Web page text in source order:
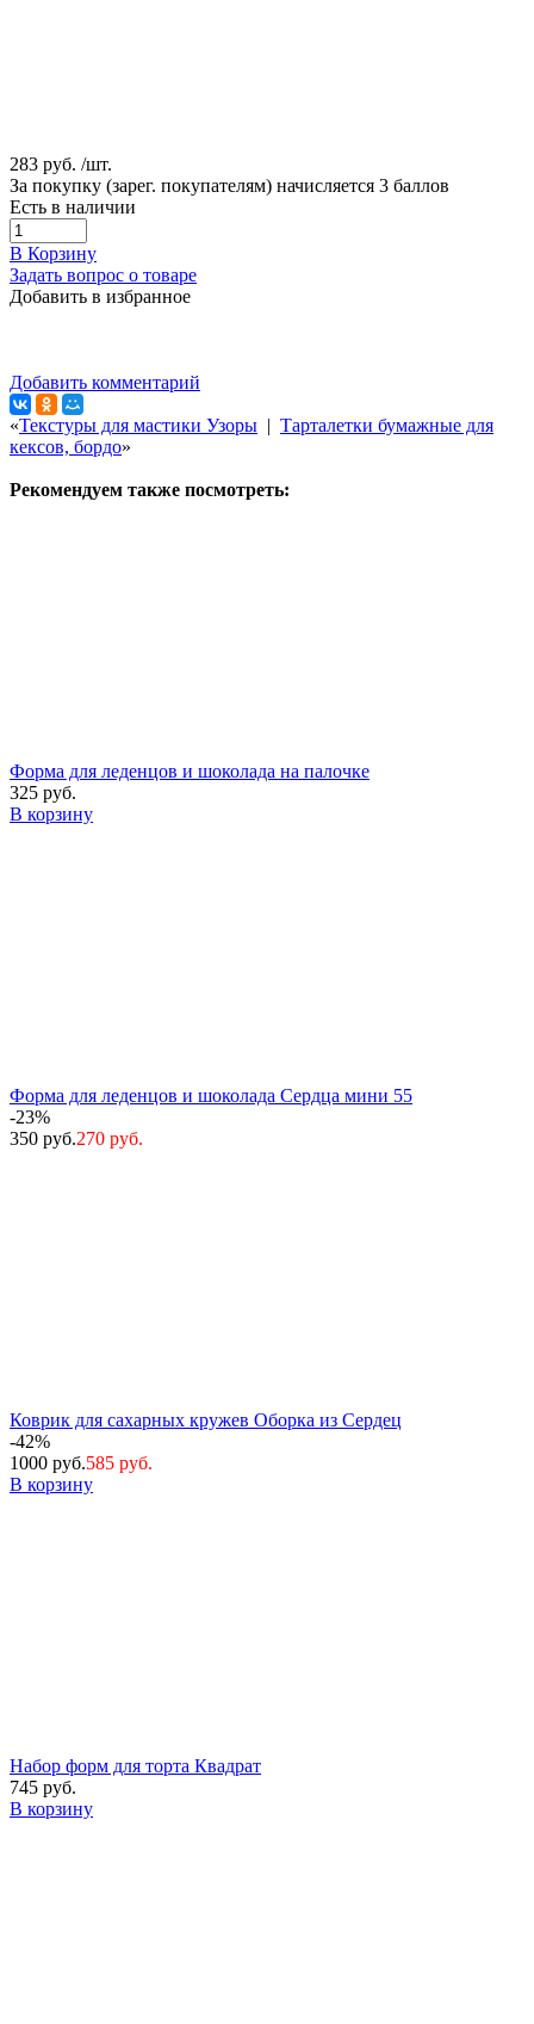
283 руб. /шт.
За покупку (зарег. покупателям) начисляется 3 баллов
Есть в наличии
В Корзину
Задать вопрос о товаре
Добавить в избранное
Добавить комментарий
«Текстуры для мастики Узоры | Тарталетки бумажные для
кексов, бордо»
Рекомендуем также посмотреть:
Форма для леденцов и шоколада на палочке
325 руб.
В корзину
Форма для леденцов и шоколада Сердца мини 55
-23%
350 руб.270 руб.
Коврик для сахарных кружев Оборка из Сердец
-42%
1000 руб.585 руб.
В корзину
Набор форм для торта Квадрат
745 руб.
В корзину